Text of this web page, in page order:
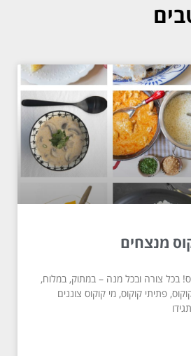
בכל צורה ובכל מנה – במתוק, במלוח,
פתיתי קוקוס, מי קוקוס צוננים